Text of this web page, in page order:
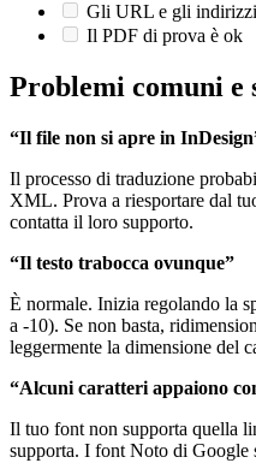
Gli URL e gli
Il PDF di prova è ok
Problemi comuni e
“Il file non si apre in
Il processo di traduzione
XML. Prova a riesportare dal
contatta il loro supporto.
“Il testo trabocca ovunque”
È normale. Inizia regolando la
a -10). Se non basta,
leggermente la dimensione del
“Alcuni caratteri appaiono
Il tuo font non supporta quella
supporta. I font Noto di Google